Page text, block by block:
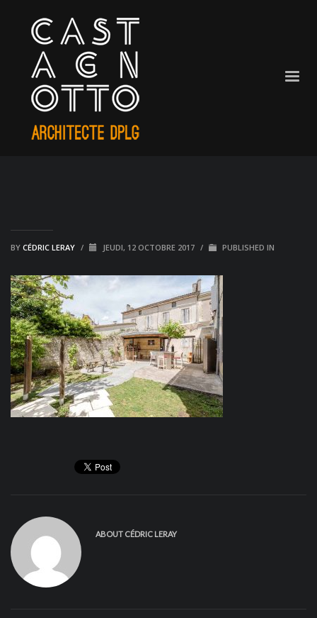
BY CÉDRIC LERAY / JEUDI, 12 OCTOBRE 2017 / PUBLISHED IN
ABOUT CÉDRIC LERAY